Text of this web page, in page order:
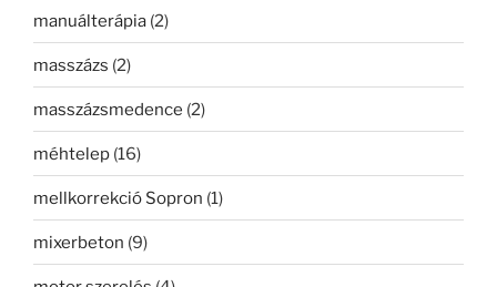
manuálterápia (2)
masszázs (2)
masszázsmedence (2)
méhtelep (16)
mellkorrekció Sopron (1)
mixerbeton (9)